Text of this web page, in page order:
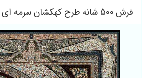
فرش 500 شانه طرح کهکشان سرمه ای | فرش ورژن